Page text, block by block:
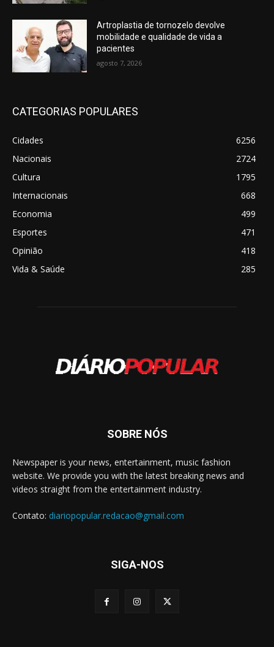
Artroplastia de tornozelo devolve
mobilidade e qualidade de vida a
pacientes
agosto 7, 2026
CATEGORIAS POPULARES
Cidades
6256
Nacionais
2724
Cultura
1795
Internacionais
668
Economia
499
Esportes
471
Opinião
418
Vida & Saúde
285
SOBRE NÓS
Newspaper is your news, entertainment, music fashion
website. We provide you with the latest breaking news and
videos straight from the entertainment industry.
Contato: diariopopular.redacao@gmail.com
SIGA-NOS